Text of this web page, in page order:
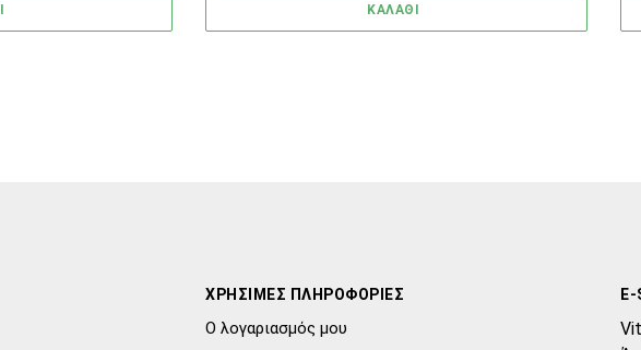
ΚΑΛΑΘΙ
ΧΡΗΣΙΜΕΣ ΠΛΗΡΟΦΟΡΙΕΣ
Ο λογαριασμός μου